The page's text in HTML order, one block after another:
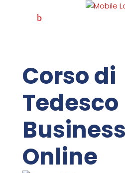
Corso di
Tedesco
Business
Online